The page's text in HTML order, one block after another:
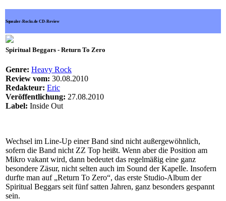
Squealer-Rocks.de CD-Review
Spiritual Beggars - Return To Zero
Genre: Heavy Rock
Review vom: 30.08.2010
Redakteur: Eric
Veröffentlichung: 27.08.2010
Label: Inside Out
Wechsel im Line-Up einer Band sind nicht außergewöhnlich,
sofern die Band nicht ZZ Top heißt. Wenn aber die Position am
Mikro vakant wird, dann bedeutet das regelmäßig eine ganz
besondere Zäsur, nicht selten auch im Sound der Kapelle. Insofern
durfte man auf „Return To Zero“, das erste Studio-Album der
Spiritual Beggars seit fünf satten Jahren, ganz besonders gespannt
sein.